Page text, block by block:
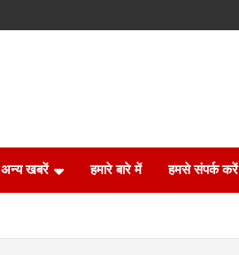
अन्य खबरें हमारे बारे में हमसे संपर्क करें